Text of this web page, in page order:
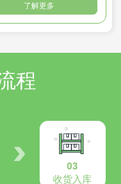
了解更多
程
03
收货入库